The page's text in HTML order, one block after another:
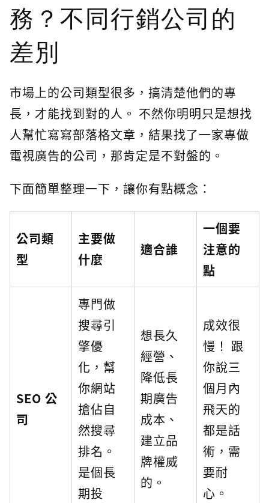
務？不同行銷公司的
差別
市場上的公司類型很多，搞清楚他們的專
長，才能找到對的人。 不然你明明只是想找
人幫忙寫寫部落格文章，結果找了一家專做
電視廣告的公司，那肯定是不對盤的。
下面簡單整理一下，讓你有點概念：
公司類
型
主要做
什麼
適合誰
一個要
注意的
點
SEO 公
司
專門做
搜尋引
擎優
化，幫
你網站
搶佔自
然搜尋
排名。
是個長
期投
想長久
經營、
降低長
期廣告
成本、
建立品
牌權威
的。
成效很
慢！ 跟
你說三
個月內
飛天的
都是話
術，需
要耐
心。